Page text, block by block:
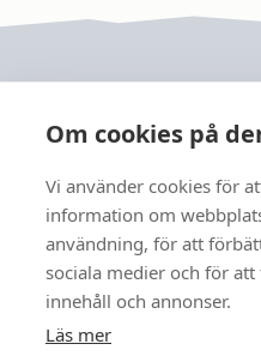
Om cookies på
Vi använder cookies för
information om
användning, för att
sociala medier och för
innehåll och annonser.
Läs mer
JRF
FÖLJ OSS